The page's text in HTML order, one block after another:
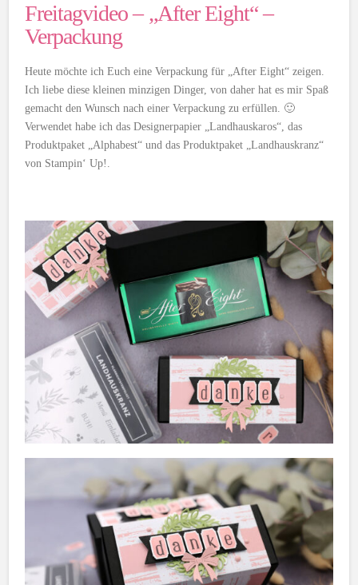
Freitagvideo – „After Eight“ –
Verpackung
Heute möchte ich Euch eine Verpackung für „After Eight“ zeigen.
Ich liebe diese kleinen minzigen Dinger, von daher hat es mir Spaß
gemacht den Wunsch nach einer Verpackung zu erfüllen. 🙂
Verwendet habe ich das Designerpapier „Landhauskaros“, das
Produktpaket „Alphabest“ und das Produktpaket „Landhauskranz“
von Stampin‘ Up!.